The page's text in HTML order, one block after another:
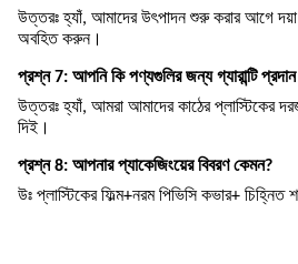
উত্তরঃ হ্যাঁ, আমাদের উৎপাদন শুরু করার আগে দয়া
অবহিত করুন।
প্রশ্ন 7: আপনি কি পণ্যগুলির জন্য গ্যারান্টি
উত্তরঃ হ্যাঁ, আমরা আমাদের কাঠের প্লাস্টিকের
দিই।
প্রশ্ন 8: আপনার প্যাকেজিংয়ের বিবরণ কেমন?
উঃ প্লাস্টিকের ফিল্ম+নরম পিভিসি কভার+ চিহ্নিত